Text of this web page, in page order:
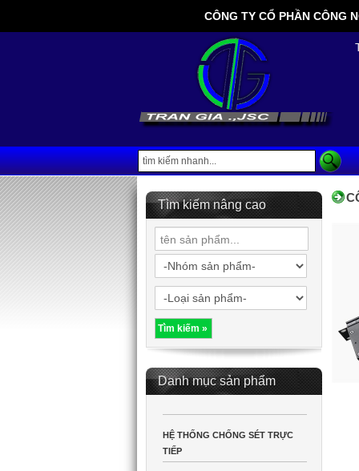
Tìm kiếm nâng cao
Danh mục sản phẩm
HỆ THỐNG CHỐNG SÉT TRỰC
TIẾP
CÔNG TY CỔ PHẦN